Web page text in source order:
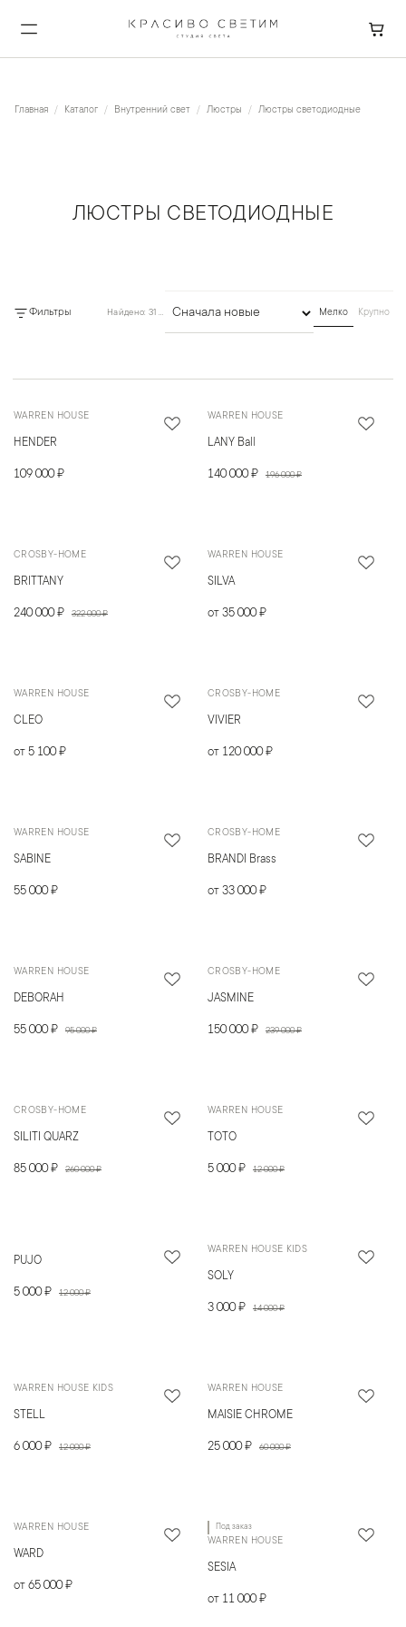
Главная Каталог Внутренний свет Люстры Люстры светодиодные
ЛЮСТРЫ СВЕТОДИОДНЫЕ
Фильтры Найдено: 31 товар Мелко Крупно
WARREN HOUSE
HENDER
109 000 ₽
WARREN HOUSE
LANY Ball
140 000 ₽ 196 000 ₽
CROSBY-HOME
BRITTANY
240 000 ₽ 322 000 ₽
WARREN HOUSE
SILVA
от 35 000 ₽
WARREN HOUSE
CLEO
от 5 100 ₽
CROSBY-HOME
VIVIER
от 120 000 ₽
WARREN HOUSE
SABINE
55 000 ₽
CROSBY-HOME
BRANDI Brass
от 33 000 ₽
WARREN HOUSE
DEBORAH
55 000 ₽ 95 000 ₽
CROSBY-HOME
JASMINE
150 000 ₽ 239 000 ₽
CROSBY-HOME
SILITI QUARZ
85 000 ₽ 260 000 ₽
WARREN HOUSE
TOTO
5 000 ₽ 12 000 ₽
PUJO
5 000 ₽ 12 000 ₽
WARREN HOUSE KIDS
SOLY
3 000 ₽ 14 000 ₽
WARREN HOUSE KIDS
STELL
6 000 ₽ 12 000 ₽
WARREN HOUSE
MAISIE CHROME
25 000 ₽ 60 000 ₽
WARREN HOUSE
WARD
от 65 000 ₽
Под заказ
WARREN HOUSE
SESIA
от 11 000 ₽